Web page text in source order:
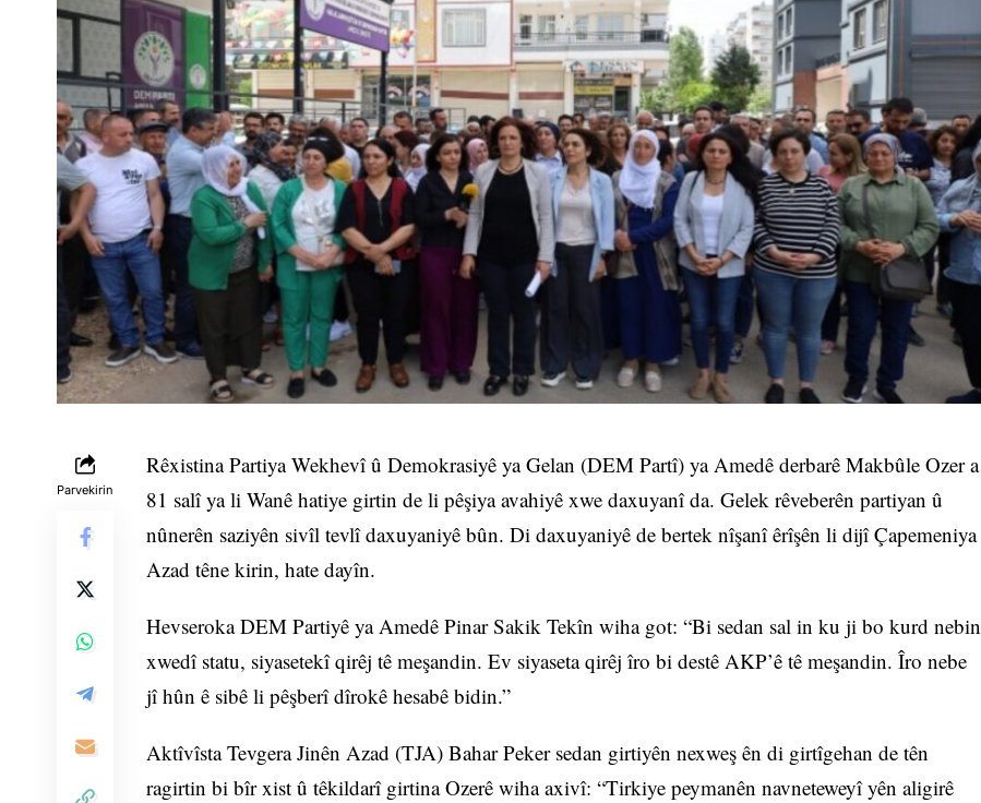
Parvekirin
Rêxistina Partiya Wekhevî û Demokrasiyê ya Gelan (DEM Partî) ya Amedê derbarê Makbûle Ozer a
81 salî ya li Wanê hatiye girtin de li pêşiya avahiyê xwe daxuyanî da. Gelek rêveberên partiyan û
nûnerên saziyên sivîl tevlî daxuyaniyê bûn. Di daxuyaniyê de bertek nîşanî êrîşên li dijî Çapemeniya
Azad têne kirin, hate dayîn.
Hevseroka DEM Partiyê ya Amedê Pinar Sakik Tekîn wiha got: “Bi sedan sal in ku ji bo kurd nebin
xwedî statu, siyasetekî qirêj tê meşandin. Ev siyaseta qirêj îro bi destê AKP’ê tê meşandin. Îro nebe
jî hûn ê sibê li pêşberî dîrokê hesabê bidin.”
Aktîvîsta Tevgera Jinên Azad (TJA) Bahar Peker sedan girtiyên nexweş ên di girtîgehan de tên
ragirtin bi bîr xist û têkildarî girtina Ozerê wiha axivî: “Tirkiye peymanên navneteweyî yên aligirê